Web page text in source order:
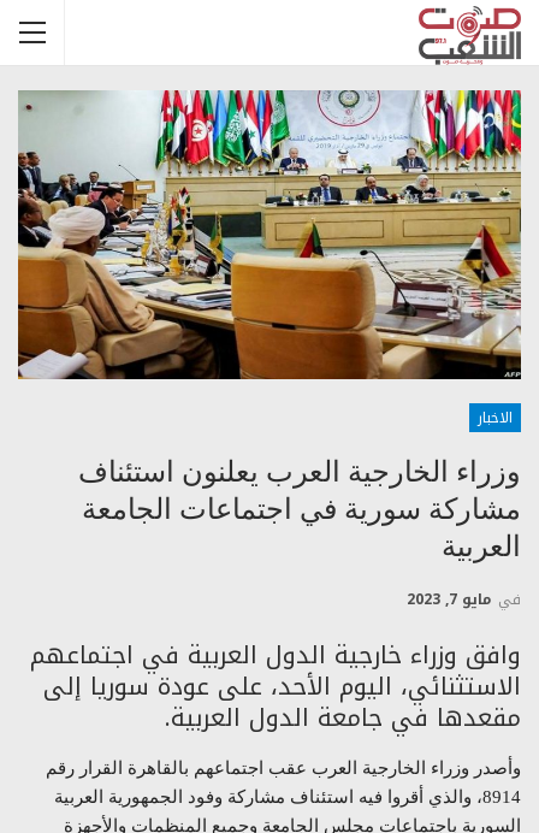
الاخبار
وزراء الخارجية العرب يعلنون استئناف
مشاركة سورية في اجتماعات الجامعة
العربية
في مايو 7, 2023
وافق وزراء خارجية الدول العربية في اجتماعهم
الاستثنائي، اليوم الأحد، على عودة سوريا إلى
مقعدها في جامعة الدول العربية.
وأصدر وزراء الخارجية العرب عقب اجتماعهم بالقاهرة القرار رقم
8914، والذي أقروا فيه استئناف مشاركة وفود الجمهورية العربية
السورية باجتماعات مجلس الجامعة وجميع المنظمات والأجهزة